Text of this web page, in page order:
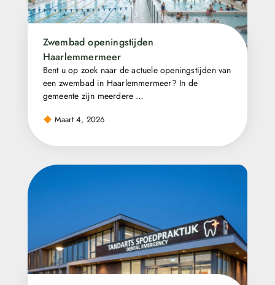
Zwembad openingstijden
Haarlemmermeer
Bent u op zoek naar de actuele openingstijden van
een zwembad in Haarlemmermeer? In de
gemeente zijn meerdere …
Maart 4, 2026